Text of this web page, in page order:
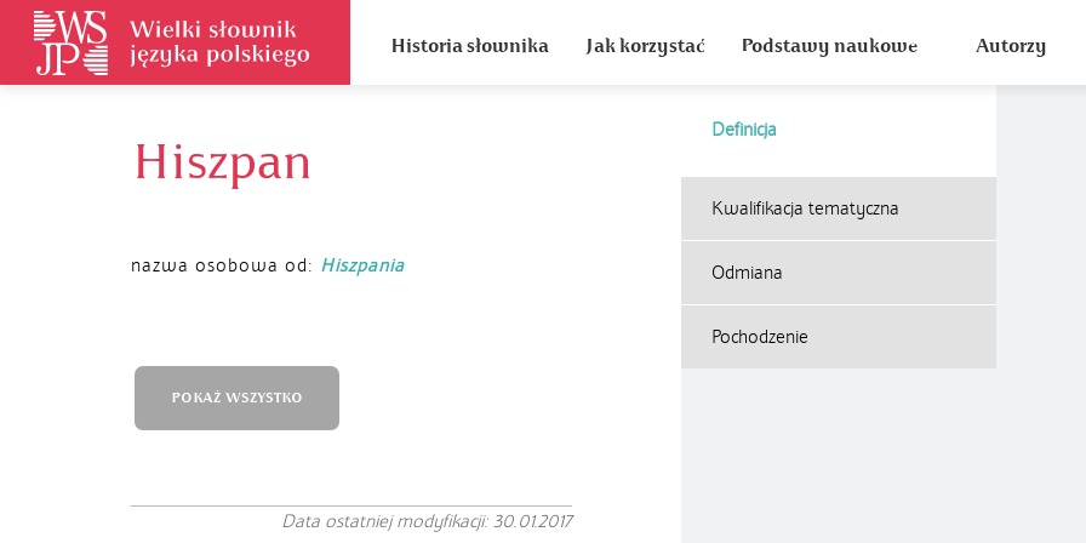
Historia słownika Jak korzystać Podstawy naukowe Autorzy
Hiszpan
Definicja
nazwa osobowa od: Hiszpania
Kwalifikacja tematyczna
Odmiana
Pochodzenie
POKAŻ WSZYSTKO
Data ostatniej modyfikacji: 30.01.2017